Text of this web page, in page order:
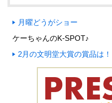
月曜どうがショー
ケーちゃんのK-SPOT♪
2月の文明堂大賞の賞品は！